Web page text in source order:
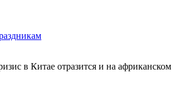
в Китае отразится и на африканском